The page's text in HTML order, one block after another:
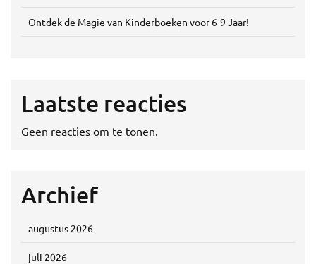
Ontdek de Magie van Kinderboeken voor 6-9 Jaar!
Laatste reacties
Geen reacties om te tonen.
Archief
augustus 2026
juli 2026